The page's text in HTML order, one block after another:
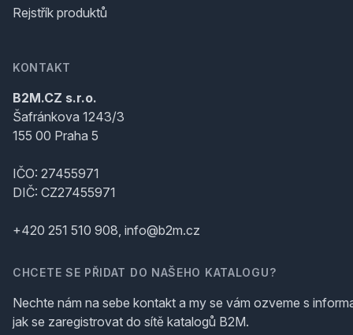
Rejstřík produktů
KONTAKT
B2M.CZ s.r.o.
Šafránkova 1243/3
155 00 Praha 5
IČO: 27455971
DIČ: CZ27455971
+420 251 510 908, info@b2m.cz
CHCETE SE PŘIDAT DO NAŠEHO KATALOGU?
Nechte nám na sebe kontakt a my se vám ozveme s
jak se zaregistrovat do sítě katalogů B2M.